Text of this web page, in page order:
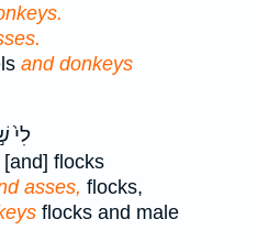
and donkeys
לִי֙
[and] flocks
asses, flocks,
flocks and male